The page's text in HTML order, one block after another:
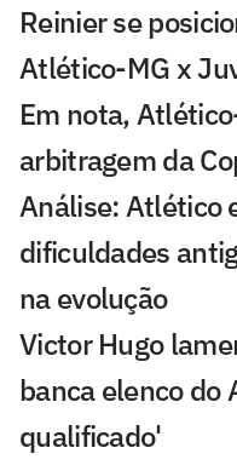
Reinier se
Atlético-MG x
Em nota,
arbitragem da
Análise: Atlético
dificuldades
na evolução
Victor Hugo
banca elenco do
qualificado'